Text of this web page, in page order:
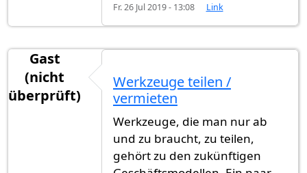
Fr. 26 Jul 2019 - 13:08 Link
Gast
(nicht
überprüft)
Werkzeuge teilen /
vermieten
Werkzeuge, die man nur ab
und zu braucht, zu teilen,
gehört zu den zukünftigen